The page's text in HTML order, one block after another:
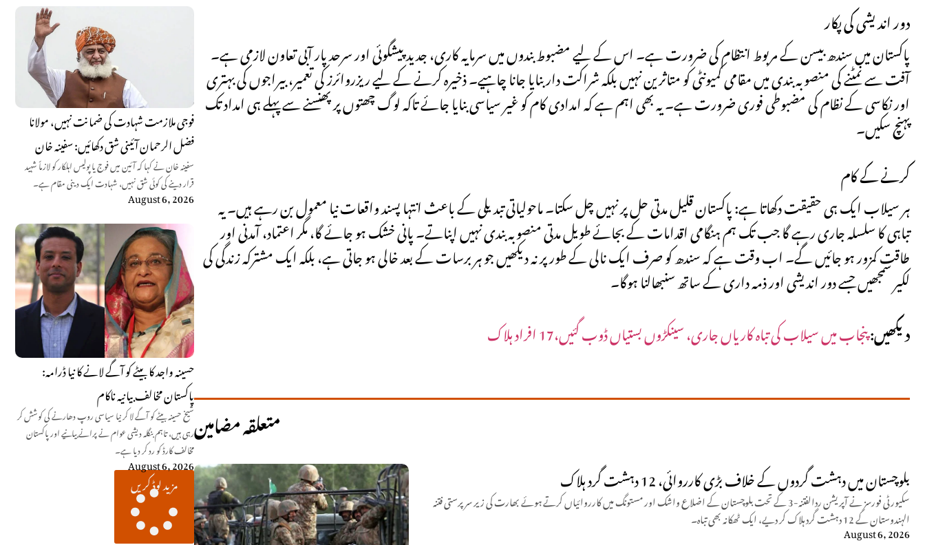
فوجی ملازمت شہادت کی ضمانت نہیں، مولانا
فضل الرحمان آئینی شق دکھائیں: سفینہ خان
سفینہ خان نے کہا کہ آئین میں فوج یا پولیس اہلکار کو لازماً شہید
قرار دینے کی کوئی شق نہیں، شہادت ایک دینی مقام ہے۔
August 6, 2026
حسینہ واجد کا بیٹے کو آگے لانے کا نیا ڈرامہ:
پاکستان مخالف بیانیہ ناکام
شیخ حسینہ بیٹے کو آگے لا کر نیا سیاسی روپ دھارنے کی کوشش کر
رہی ہیں، تاہم بنگلہ دیشی عوام نے پرانے بیانیے اور پاکستان
مخالف کارڈ کو رد کر دیا ہے۔
August 6, 2026
مزید لوڈ کریں
دور اندیشی کی پکار
پاکستان میں سندھ بیسن کے مربوط انتظام کی ضرورت ہے۔ اس کے لیے مضبوط بندوں میں سرمایہ کاری، جدید پیشگوئی اور سرحد پار آبی تعاون لازمی ہے۔
آفت سے نمٹنے کی منصوبہ بندی میں مقامی کمیونٹی کو متاثرین نہیں بلکہ شراکت دار بنایا جانا چاہیے۔ ذخیرہ کرنے کے لیے ریزروائرز کی تعمیر، بیراجوں کی بہتری
اور نکاسی کے نظام کی مضبوطی فوری ضرورت ہے۔ یہ بھی اہم ہے کہ امدادی کام کو غیر سیاسی بنایا جائے تاکہ لوگ چھتوں پر پھنسنے سے پہلے ہی امداد تک
پہنچ سکیں۔
کرنے کے کام
ہر سیلاب ایک ہی حقیقت دکھاتا ہے: پاکستان قلیل مدتی حل پر نہیں چل سکتا۔ ماحولیاتی تبدیلی کے باعث انتہا پسند واقعات نیا معمول بن رہے ہیں۔ یہ
تباہی کا سلسلہ جاری رہے گا جب تک ہم ہنگامی اقدامات کے بجائے طویل مدتی منصوبہ بندی نہیں اپناتے۔ پانی خشک ہو جائے گا، مگر اعتماد، آمدنی اور
طاقت کمزور ہو جائیں گے۔ اب وقت ہے کہ سندھ کو صرف ایک نالی کے طور پر نہ دیکھیں جو ہر برسات کے بعد خالی ہو جاتی ہے، بلکہ ایک مشترکہ زندگی کی
لکیر سمجھیں جسے دور اندیشی اور ذمہ داری کے ساتھ سنبھالنا ہوگا۔
دیکھیں:پنجاب میں سیلاب کی تباہ کاریاں جاری، سینکڑوں بستیاں ڈوب گئیں،17 افراد ہلاک
متعلقہ مضامین
بلوچستان میں دہشت گردوں کے خلاف بڑی کارروائی، 12 دہشت گرد ہلاک
سکیورٹی فورسز نے آپریشن ردالفتنہ-3 کے تحت بلوچستان کے اضلاع واشک اور مستونگ میں کارروائیاں کرتے ہوئے بھارت کی زیر سرپرستی فتنہ
الہندوستان کے 12 دہشت گرد ہلاک کر دیے، ایک ٹھکانہ بھی تباہ۔
August 6, 2026